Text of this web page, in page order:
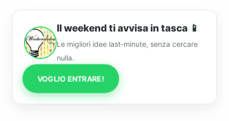
Il weekend ti avvisa in tasca 📱
Le migliori idee last-minute, senza cercare
nulla.
VOGLIO ENTRARE!